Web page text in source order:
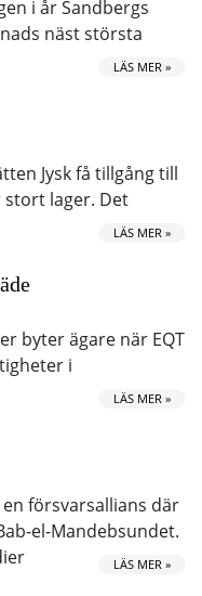
i år Sandbergs
näst största
LÄS MER »
Jysk få tillgång till
stort lager. Det
LÄS MER »
byter ägare när EQT
i
LÄS MER »
försvarsallians där
el-Mandebsundet.
LÄS MER »